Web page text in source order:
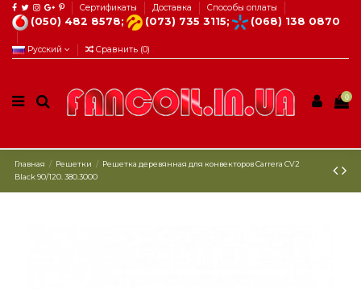
Сертификаты Доставка Способы оплаты
(050) 482 8578; (073) 735 3115; (068) 138 0870
Русский Сравнить (0)
0
Главная Решетки
Решетка деревянная для конвекторов Carrera СV2
Black 90/120. 380.3000